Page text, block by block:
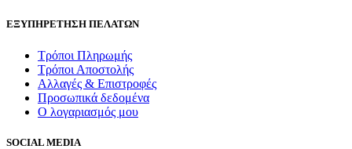
ΕΞΥΠΗΡΕΤΗΣΗ ΠΕΛΑΤΩΝ
Τρόποι Πληρωμής
Τρόποι Αποστολής
Αλλαγές & Επιστροφές
Προσωπικά δεδομένα
Ο λογαριασμός μου
SOCIAL MEDIA